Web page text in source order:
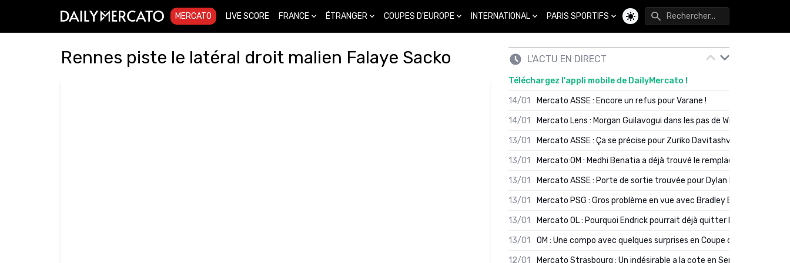
MERCATO LIVE SCORE FRANCE ÉTRANGER COUPES D'EUROPE INTERNATIONAL PARIS SPORTIFS
Changer de thème
Rennes piste le latéral droit malien Falaye Sacko L'ACTU EN DIRECT
Téléchargez l'appli mobile de DailyMercato !
14/01
Mercato ASSE : Encore un refus pour Varane !
14/01
Mercato Lens : Morgan Guilavogui dans les pas de Will Still ?
13/01
Mercato ASSE : Ça se précise pour Zuriko Davitashvili
13/01
Mercato OM : Medhi Benatia a déjà trouvé le remplaçant de Robinio
13/01
Mercato ASSE : Porte de sortie trouvée pour Dylan Batubinsika
13/01
Mercato PSG : Gros problème en vue avec Bradley Barcola ?
13/01
Mercato OL : Pourquoi Endrick pourrait déjà quitter Lyon en janvier
13/01
OM : Une compo avec quelques surprises en Coupe de France
12/01
Mercato Strasbourg : Un indésirable a la cote en Serie A